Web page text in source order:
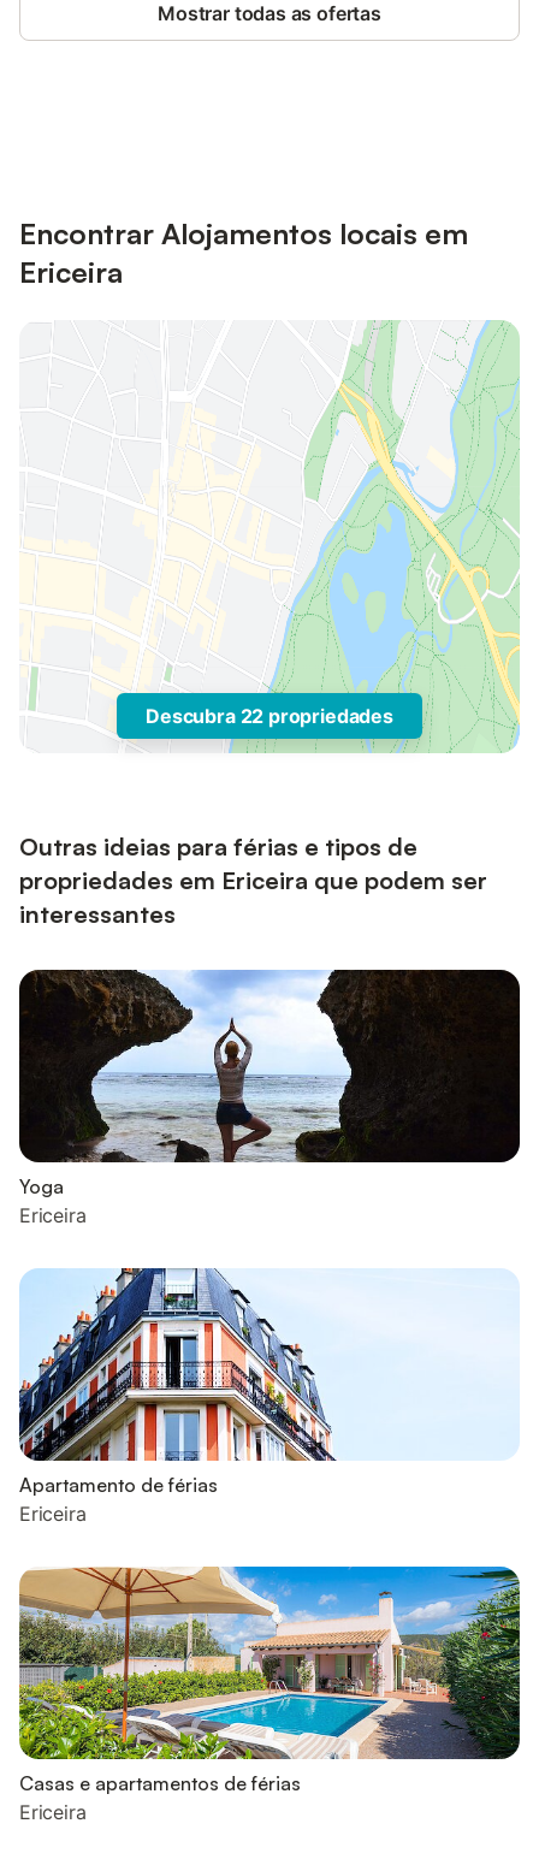
Mostrar todas as ofertas
Encontrar Alojamentos locais em
Ericeira
Descubra 22 propriedades
Outras ideias para férias e tipos de
propriedades em Ericeira que podem ser
interessantes
Yoga
Ericeira
Apartamento de férias
Ericeira
Casas e apartamentos de férias
Ericeira